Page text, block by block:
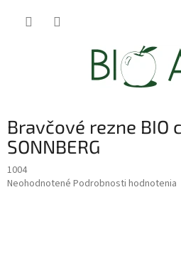
Bravčové rezne BIO
SONNBERG
1004
Priemerné
Neohodnotené Podrobnosti hodnotenia